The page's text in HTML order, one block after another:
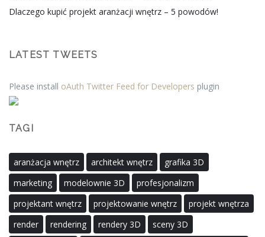
Dlaczego kupić projekt aranżacji wnętrz – 5 powodów!
LATEST TWEETS
Please install oAuth Twitter Feed for Developers plugin
TAGI
aranżacja wnętrz architekt wnętrz
grafika 3D
marketing
modelownie 3D
profesjonalizm
projektant wnętrz
projektowanie wnętrz
projekt wnętrza
render
rendering rendery 3D
sceny 3D